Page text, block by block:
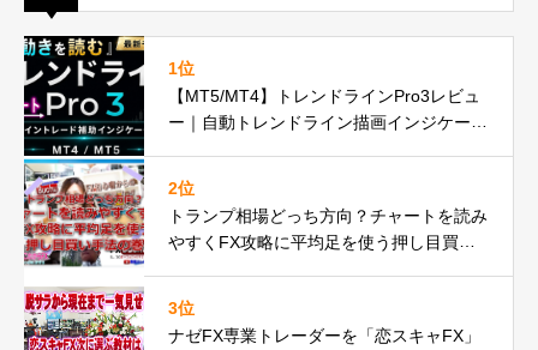
1位
【MT5/MT4】トレンドラインPro3レビュ
ー｜自動トレンドライン描画インジケータ
2位
トランプ相場どっち方向？チャートを読み
やすくFX攻略に平均足を使う押し目買い
3位
ナゼFX専業トレーダーを「恋スキャFX」